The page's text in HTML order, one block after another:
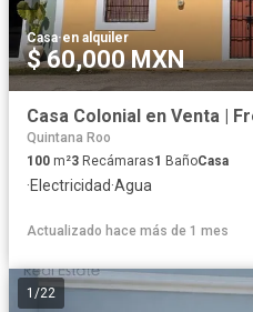
Casa·en alquiler
$ 60,000 MXN
Quintana Roo
100 m²3 Recámaras1 BañoCasa
·Electricidad·Agua
Actualizado hace más de 1 mes
1 /22